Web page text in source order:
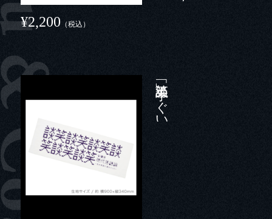
¥2,200 （税込）
「談笑」 手ぬぐい